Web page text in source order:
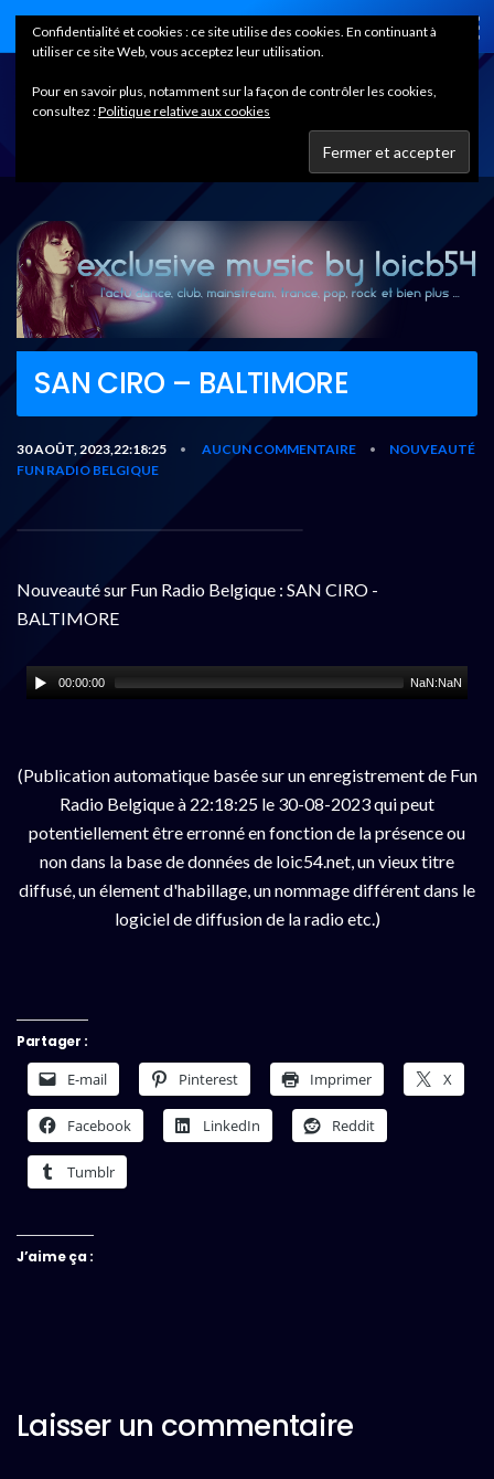
Home
SAN CIRO – BALTIMORE
30 AOÛT, 2023,22:18:25 • AUCUN COMMENTAIRE •
NOUVEAUTÉ
FUN RADIO BELGIQUE
Nouveauté sur Fun Radio Belgique : SAN CIRO -
BALTIMORE
00:00:00 NaN:NaN
(Publication automatique basée sur un enregistrement de Fun
Radio Belgique à 22:18:25 le 30-08-2023 qui peut
potentiellement être erronné en fonction de la présence ou
non dans la base de données de loic54.net, un vieux titre
diffusé, un élement d'habillage, un nommage différent dans le
logiciel de diffusion de la radio etc.)
Partager :
E-mail Pinterest Imprimer X
Facebook LinkedIn Reddit
Tumblr
J’aime ça :
Laisser un commentaire
Confidentialité et cookies : ce site utilise des cookies. En continuant à
utiliser ce site Web, vous acceptez leur utilisation.
Pour en savoir plus, notamment sur la façon de contrôler les cookies,
consultez :Politique relative aux cookies